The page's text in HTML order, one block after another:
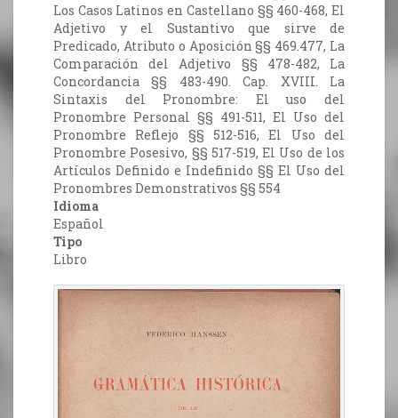
Los Casos Latinos en Castellano §§ 460-468, El
Adjetivo y el Sustantivo que sirve de
Predicado, Atributo o Aposición §§ 469.477, La
Comparación del Adjetivo §§ 478-482, La
Concordancia §§ 483-490. Cap. XVIII. La
Sintaxis del Pronombre: El uso del
Pronombre Personal §§ 491-511, El Uso del
Pronombre Reflejo §§ 512-516, El Uso del
Pronombre Posesivo, §§ 517-519, El Uso de los
Artículos Definido e Indefinido §§ El Uso del
Pronombres Demonstrativos §§ 554
Idioma
Español
Tipo
Libro